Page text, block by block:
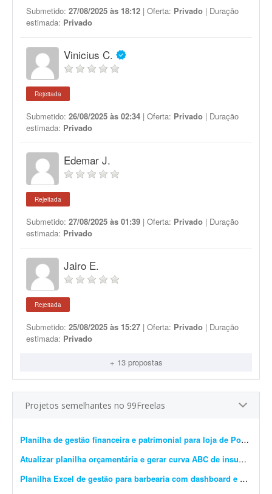
Submetido: 27/08/2025 às 18:12 | Oferta: Privado | Duração
estimada: Privado
Vinicius C.
Rejeitada
Submetido: 26/08/2025 às 02:34 | Oferta: Privado | Duração
estimada: Privado
Edemar J.
Rejeitada
Submetido: 27/08/2025 às 01:39 | Oferta: Privado | Duração
estimada: Privado
Jairo E.
Rejeitada
Submetido: 25/08/2025 às 15:27 | Oferta: Privado | Duração
estimada: Privado
+ 13 propostas
Projetos semelhantes no 99Freelas
Planilha de gestão financeira e patrimonial para loja de Pokémon TCG
Atualizar planilha orçamentária e gerar curva ABC de insumos e serviços
Planilha Excel de gestão para barbearia com dashboard e backup